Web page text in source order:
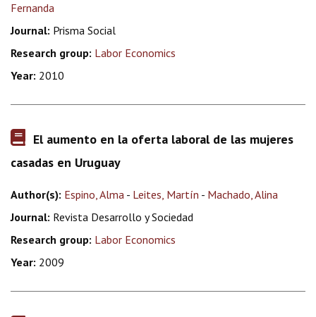
Fernanda
Journal: Prisma Social
Research group: Labor Economics
Year: 2010
El aumento en la oferta laboral de las mujeres
casadas en Uruguay
Author(s): Espino, Alma - Leites, Martín - Machado, Alina
Journal: Revista Desarrollo y Sociedad
Research group: Labor Economics
Year: 2009